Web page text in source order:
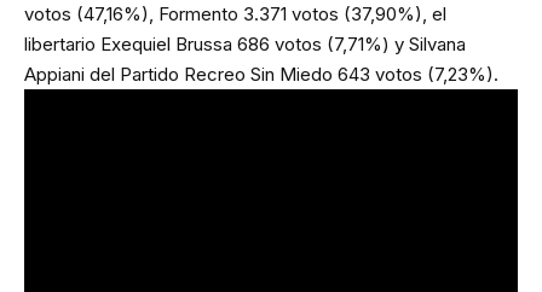
votos (47,16%), Formento 3.371 votos (37,90%), el
libertario Exequiel Brussa 686 votos (7,71%) y Silvana
Appiani del Partido Recreo Sin Miedo 643 votos (7,23%).